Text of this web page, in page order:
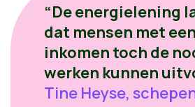
“De energielening
dat mensen met
inkomen toch de
werken kunnen
Tine Heyse,